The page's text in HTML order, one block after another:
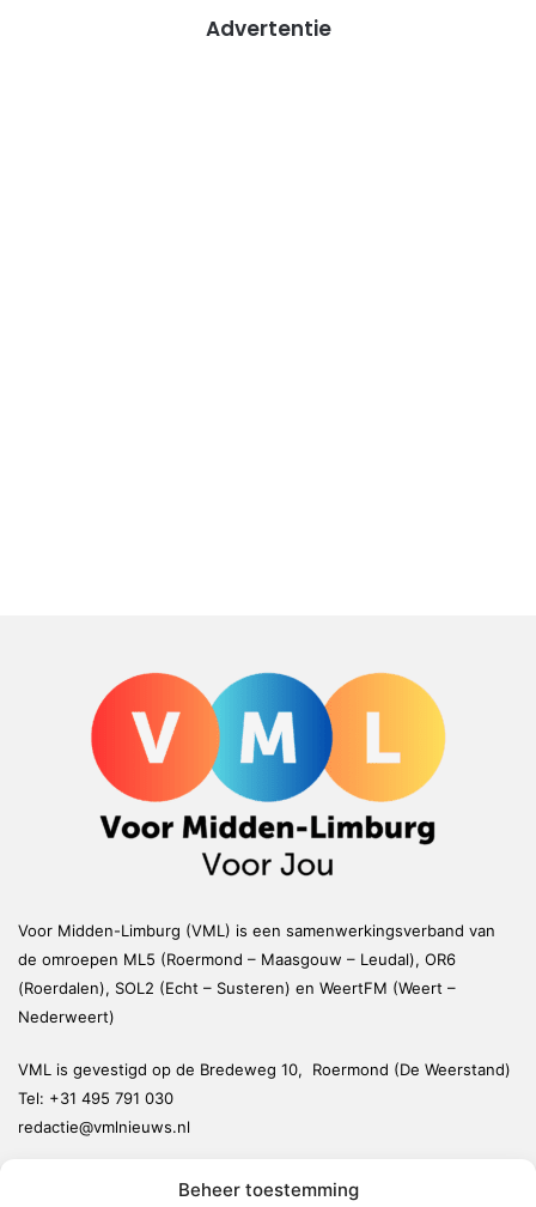
Beheer toestemming
Advertentie
Voor Midden-Limburg (VML) is een samenwerkingsverband van
de omroepen ML5 (Roermond – Maasgouw – Leudal), OR6
(Roerdalen), SOL2 (Echt – Susteren) en WeertFM (Weert –
Nederweert)
VML is gevestigd op de Bredeweg 10, Roermond (De Weerstand)
Tel: +31 495 791 030
redactie@vmlnieuws.nl